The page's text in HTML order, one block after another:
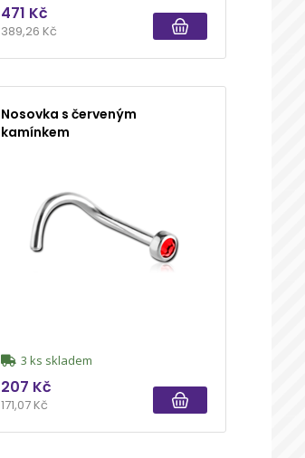
471 Kč
389,26 Kč
Nosovka s červeným
kamínkem
3 ks skladem
207 Kč
171,07 Kč